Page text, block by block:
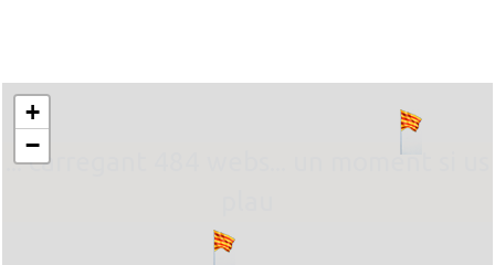
... carregant 484 webs... un moment si us
+
−